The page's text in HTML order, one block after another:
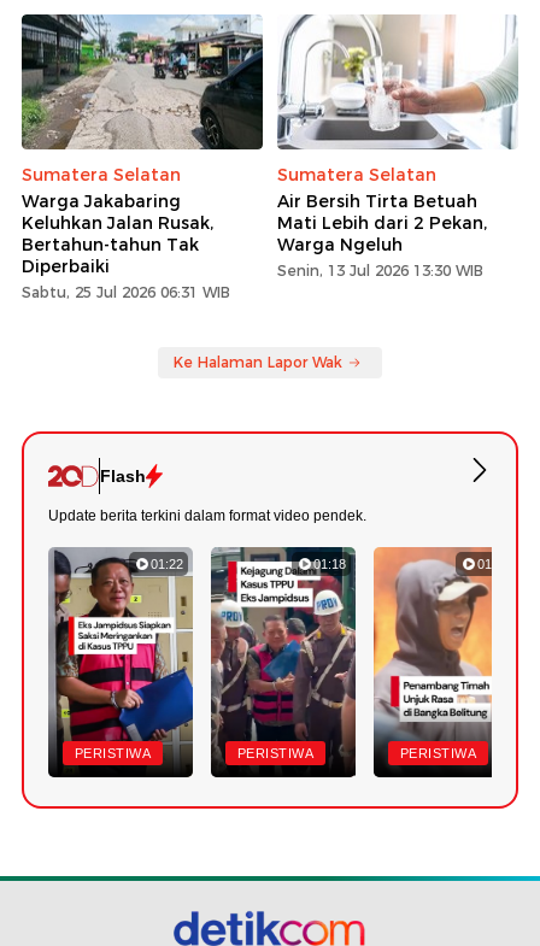
Sumatera Selatan
Warga Jakabaring
Keluhkan Jalan Rusak,
Bertahun-tahun Tak
Diperbaiki
Sabtu, 25 Jul 2026 06:31 WIB
Sumatera Selatan
Air Bersih Tirta Betuah
Mati Lebih dari 2 Pekan,
Warga Ngeluh
Senin, 13 Jul 2026 13:30 WIB
Ke Halaman Lapor Wak
Flash
Update berita terkini dalam format video pendek.
01:22
PERISTIWA
01:18
PERISTIWA
01:11
PERISTIWA